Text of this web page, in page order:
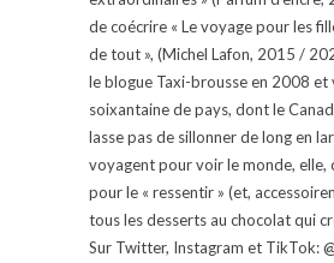
de coécrire « Le voyage pour les
de tout », (Michel Lafon, 2015 /
le blogue Taxi-brousse en 2008 et
soixantaine de pays, dont le
lasse pas de sillonner de long en
voyagent pour voir le monde, elle,
pour le « ressentir » (et,
tous les desserts au chocolat qui
Sur Twitter, Instagram et TikTok: